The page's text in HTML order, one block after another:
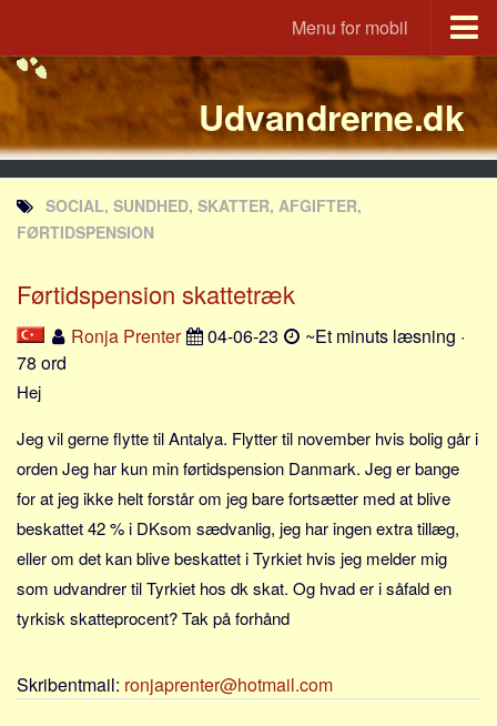
Menu for mobil
Portal
Udvandrerne.dk
Utvandrerne.no
Utvandrarna.se
Tyskland.dk
Rusland.dk
JLKM.dk
Lande
Tyrkiet
Spanien
Frankrig
Sverige
Norge
Italien
USA
Udvandrerne.dk
SOCIAL, SUNDHED, SKATTER, AFGIFTER,
FØRTIDSPENSION
Førtidspension skattetræk
Ronja Prenter 04-06-23
~Et minuts læsning ·
78 ord
Hej
Jeg vil gerne flytte til Antalya. Flytter til november hvis bolig går i
orden Jeg har kun min førtidspension Danmark. Jeg er bange
for at jeg ikke helt forstår om jeg bare fortsætter med at blive
beskattet 42 % i DKsom sædvanlig, jeg har ingen extra tillæg,
eller om det kan blive beskattet i Tyrkiet hvis jeg melder mig
som udvandrer til Tyrkiet hos dk skat. Og hvad er i såfald en
tyrkisk skatteprocent? Tak på forhånd
Skribentmail: ronjaprenter@hotmail.com